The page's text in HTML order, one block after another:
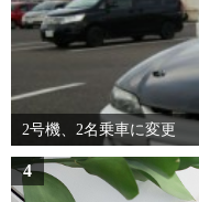
2号機、2名乗車に変更
4